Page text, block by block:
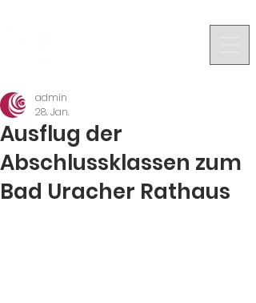
Ausflug der
Abschlussklassen zum
Bad Uracher Rathaus
admin
28. Jan.